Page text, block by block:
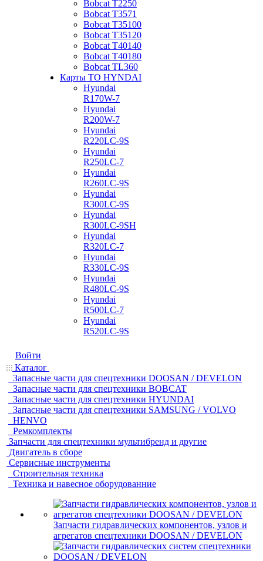
Bobcat Т2250
Bobcat Т3571
Bobcat Т35100
Bobcat Т35120
Bobcat Т40140
Bobcat Т40180
Bobcat ТL360
Карты ТО HYNDAI
Hyundai
R170W-7
Hyundai
R200W-7
Hyundai
R220LC-9S
Hyundai
R250LC-7
Hyundai
R260LC-9S
Hyundai
R300LC-9S
Hyundai
R300LC-9SH
Hyundai
R320LC-7
Hyundai
R330LC-9S
Hyundai
R480LC-9S
Hyundai
R500LC-7
Hyundai
R520LC-9S
Войти
Каталог
Запасные части для спецтехники DOOSAN / DEVELON
Запасные части для спецтехники BOBCAT
Запасные части для спецтехники HYUNDAI
Запасные части для спецтехники SAMSUNG / VOLVO
HENVO
Ремкомплекты
Запчасти для спецтехники мультибренд и другие
Двигатель в сборе
Сервисные инструменты
Строительная техника
Техника и навесное оборудованние
Запчасти гидравлических компонентов, узлов и
агрегатов спецтехники DOOSAN / DEVELON